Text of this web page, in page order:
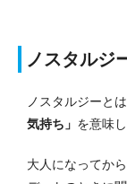
ノスタルジ
ノスタルジーとは
気持ち」 を意味
大人になってか